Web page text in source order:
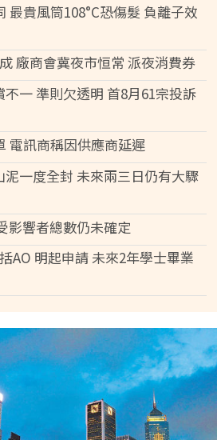
最貴風筒108°C恐傷髮 負離子效
廠商會冀夜市恒常 派夜消費券
一 準則欠透明 首8月61宗投訴
電訊商稱因供應商延遲
一度全封 未來兩三日仍有大驟
影響者總數仍未確定
AO 明起申請 未來2年學士畢業